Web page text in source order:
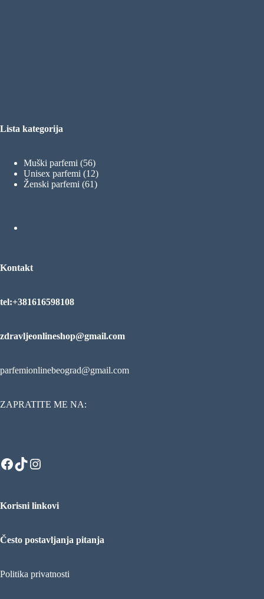
Lista kategorija
Muški parfemi 5656
proizvoda
Unisex parfemi 1212
proizvoda
Ženski parfemi 6161
Kontakt
tel:+381616598108
zdravljeonlineshop@gmail.com
parfemionlinebeograd@gmail.com
ZAPRATITE ME NA:
Facebook
TikTokInstagram
Korisni linkovi
Često postavljanja pitanja
Politika privatnosti